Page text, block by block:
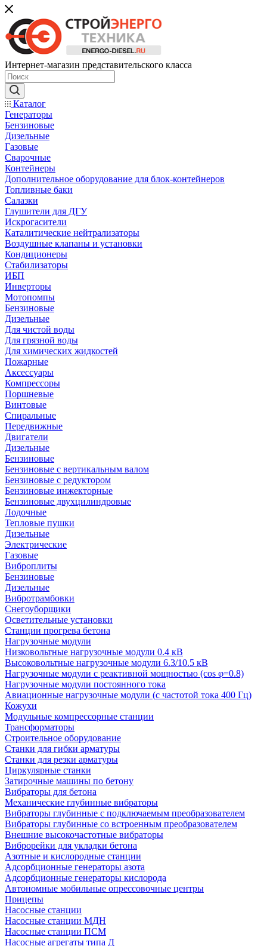
Интернет-магазин представительского класса
Каталог
Генераторы
Бензиновые
Дизельные
Газовые
Сварочные
Контейнеры
Дополнительное оборудование для блок-контейнеров
Топливные баки
Салазки
Глушители для ДГУ
Искрогасители
Каталитические нейтрализаторы
Воздушные клапаны и установки
Кондиционеры
Стабилизаторы
ИБП
Инверторы
Мотопомпы
Бензиновые
Дизельные
Для чистой воды
Для грязной воды
Для химических жидкостей
Пожарные
Аксессуары
Компрессоры
Поршневые
Винтовые
Спиральные
Передвижные
Двигатели
Дизельные
Бензиновые
Бензиновые с вертикальным валом
Бензиновые с редуктором
Бензиновые инжекторные
Бензиновые двухцилиндровые
Лодочные
Тепловые пушки
Дизельные
Электрические
Газовые
Виброплиты
Бензиновые
Дизельные
Вибротрамбовки
Снегоуборщики
Осветительные установки
Станции прогрева бетона
Нагрузочные модули
Низковольтные нагрузочные модули 0.4 кВ
Высоковольтные нагрузочные модули 6.3/10.5 кВ
Нагрузочные модули с реактивной мощностью (cos φ=0.8)
Нагрузочные модули постоянного тока
Авиационные нагрузочные модули (с частотой тока 400 Гц)
Кожухи
Модульные компрессорные станции
Трансформаторы
Строительное оборудование
Станки для гибки арматуры
Станки для резки арматуры
Циркулярные станки
Затирочные машины по бетону
Вибраторы для бетона
Механические глубинные вибраторы
Вибраторы глубинные с подключаемым преобразователем
Вибраторы глубинные со встроенным преобразователем
Внешние высокочастотные вибраторы
Виброрейки для укладки бетона
Азотные и кислородные станции
Адсорбционные генераторы азота
Адсорбционные генераторы кислорода
Автономные мобильные опрессовочные центры
Прицепы
Насосные станции
Насосные станции МДН
Насосные станции ПСМ
Насосные агрегаты типа Д